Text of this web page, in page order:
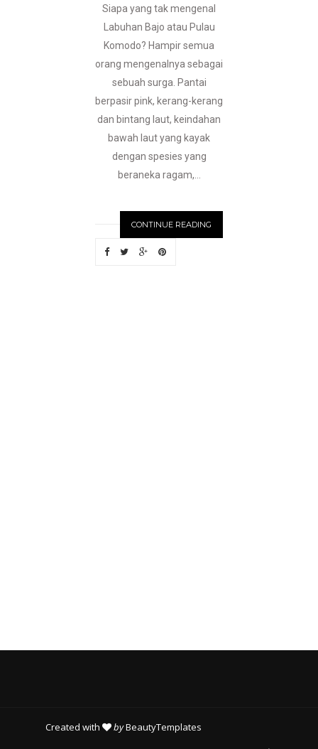
Siapa yang tak mengenal
Labuhan Bajo atau Pulau
Komodo? Hampir semua
orang mengenalnya sebagai
sebuah surga. Pantai
berpasir pink, kerang-kerang
dan bintang laut, keindahan
bawah laut yang kayak
dengan spesies yang
beraneka ragam,...
CONTINUE READING
N
Created with byBeautyTemplates